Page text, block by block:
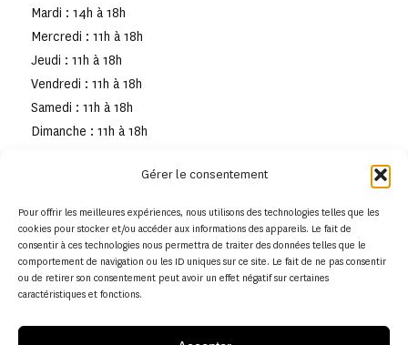
Gérer le consentement
Pour offrir les meilleures expériences, nous utilisons des technologies telles que les
cookies pour stocker et/ou accéder aux informations des appareils. Le fait de
consentir à ces technologies nous permettra de traiter des données telles que le
comportement de navigation ou les ID uniques sur ce site. Le fait de ne pas consentir
ou de retirer son consentement peut avoir un effet négatif sur certaines
caractéristiques et fonctions.
Mardi : 14h à 18h
Mercredi : 11h à 18h
Jeudi : 11h à 18h
Vendredi : 11h à 18h
Samedi : 11h à 18h
Dimanche : 11h à 18h